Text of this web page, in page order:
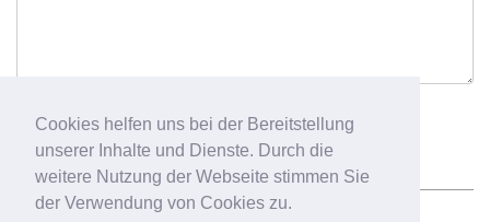
Cookies helfen uns bei der Bereitstellung
unserer Inhalte und Dienste. Durch die
weitere Nutzung der Webseite stimmen Sie
der Verwendung von Cookies zu.